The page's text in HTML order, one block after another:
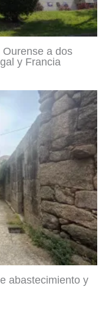
a dos
y Francia
abastecimiento y